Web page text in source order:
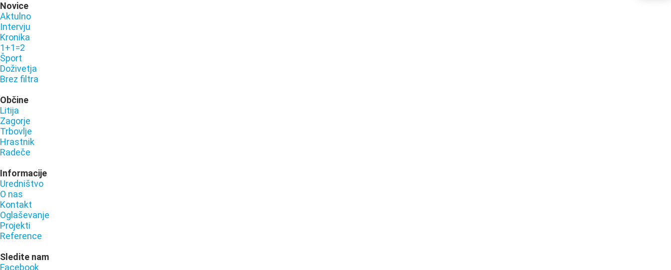
Novice
Aktulno
Intervju
Kronika
1+1=2
Šport
Doživetja
Brez filtra
Občine
Litija
Zagorje
Trbovlje
Hrastnik
Radeče
Informacije
Uredništvo
O nas
Kontakt
Oglaševanje
Projekti
Reference
Sledite nam
Facebook